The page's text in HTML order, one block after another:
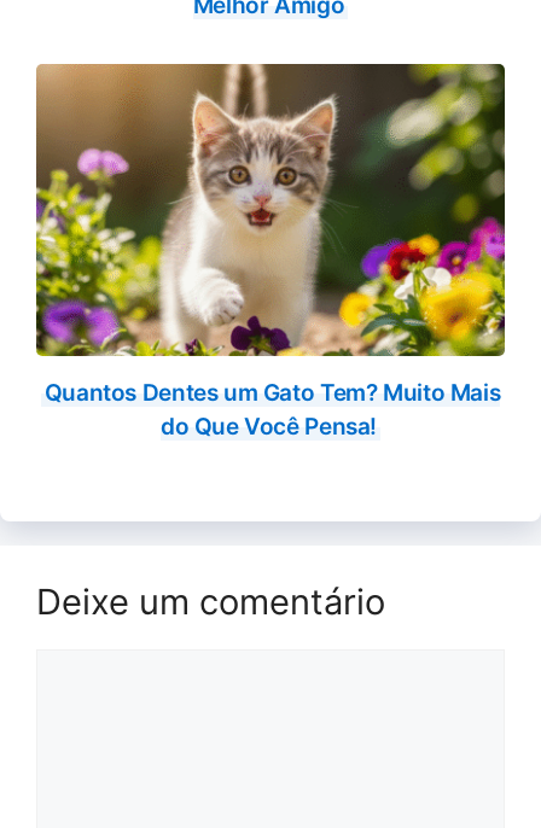
Quantos Dentes um Gato Tem? Muito Mais
do Que Você Pensa!
Deixe um comentário